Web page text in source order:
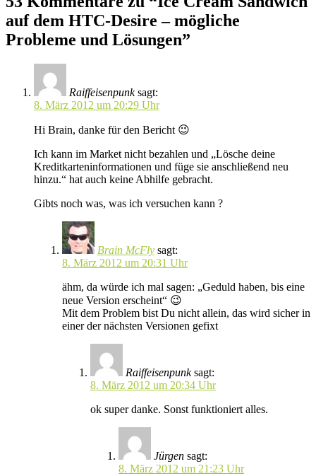
auf dem HTC-Desire – mögliche
Probleme und Lösungen”
Raiffeisenpunk sagt:
8. März 2012 um 20:29 Uhr
Hi Brain, danke für den Bericht 😉
Ich kann im Market nicht bezahlen und „Lösche deine
Kreditkarteninformationen und füge sie anschließend neu
hinzu.“ hat auch keine Abhilfe gebracht.
Gibts noch was, was ich versuchen kann ?
Brain McFly sagt:
8. März 2012 um 20:31 Uhr
ähm, da würde ich mal sagen: „Geduld haben, bis eine
neue Version erscheint“ 😉
Mit dem Problem bist Du nicht allein, das wird sicher in
einer der nächsten Versionen gefixt
Raiffeisenpunk sagt:
8. März 2012 um 20:34 Uhr
ok super danke. Sonst funktioniert alles.
Jürgen sagt:
8. März 2012 um 21:23 Uhr